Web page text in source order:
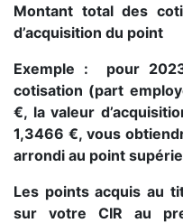
Montant total des
d’acquisition du point
Exemple : pour
cotisation (part
€, la valeur
1,3466 €, vous
arrondi au point
Les points acquis au
sur votre CIR au